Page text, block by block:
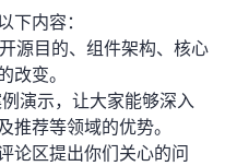
下内容：
源目的、 组件架构、核心
改变。
演示，让大家能够深入
推荐等领域的优势。
论区提出你们关心的问